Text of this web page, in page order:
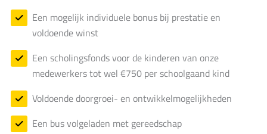
Een mogelijk individuele bonus bij prestatie en
voldoende winst
Een scholingsfonds voor de kinderen van onze
medewerkers tot wel €750 per schoolgaand kind
Voldoende doorgroei- en ontwikkelmogelijkheden
Een bus volgeladen met gereedschap